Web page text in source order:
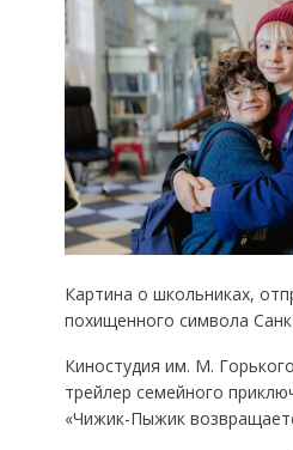
Картина о школьниках,
похищенного символа
Киностудия им. М.
трейлер семейного
«Чижик-Пыжик